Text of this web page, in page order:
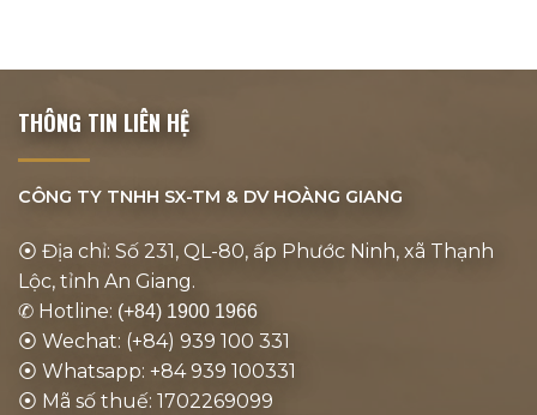
THÔNG TIN LIÊN HỆ
CÔNG TY TNHH SX-TM & DV HOÀNG GIANG
⦿ Địa chỉ: Số 231, QL-80, ấp Phước Ninh, xã Thạnh
Lộc, tỉnh An Giang.
✆ Hotline: (+84) 1900 1966
⦿ Wechat: (+84) 939 100 331
⦿ Whatsapp: +84 939 100331
⦿ Mã số thuế: 1702269099